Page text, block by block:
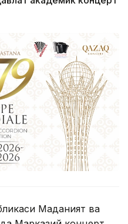
Маданият ва